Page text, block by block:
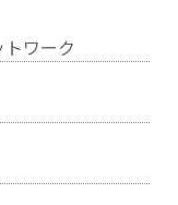
ワーク